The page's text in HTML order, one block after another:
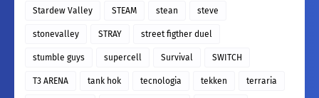
Stardew Valley STEAM stean steve
stonevalley STRAY street figther duel
stumble guys supercell Survival SWITCH
T3 ARENA tank hok tecnologia tekken terraria